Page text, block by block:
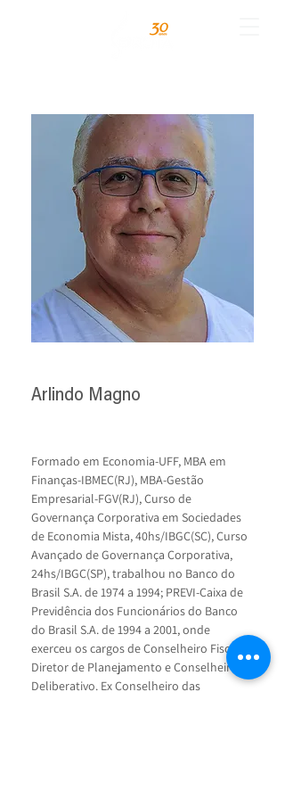
Arlindo Magno
Formado em Economia-UFF, MBA em
Finanças-IBMEC(RJ), MBA-Gestão
Empresarial-FGV(RJ), Curso de
Governança Corporativa em Sociedades
de Economia Mista, 40hs/IBGC(SC), Curso
Avançado de Governança Corporativa,
24hs/IBGC(SP), trabalhou no Banco do
Brasil S.A. de 1974 a 1994; PREVI-Caixa de
Previdência dos Funcionários do Banco
do Brasil S.A. de 1994 a 2001, onde
exerceu os cargos de Conselheiro Fiscal,
Diretor de Planejamento e Conselheiro
Deliberativo. Ex Conselheiro das